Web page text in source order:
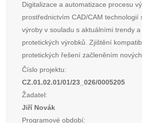
Digitalizace a automatizace procesu
prostřednictvím CAD/CAM
výroby v souladu s aktuálními trendy
protetických výrobků. Zjištění
protetických řešení začleněním
Číslo projektu:
CZ.01.02.01/01/23_026/0005205
Žadatel:
Jiří Novák
Programové období: